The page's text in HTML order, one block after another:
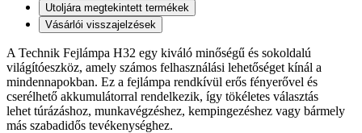
Utoljára megtekintett termékek
Vásárlói visszajelzések
A Technik Fejlámpa H32 egy kiváló minőségű és sokoldalú
világítóeszköz, amely számos felhasználási lehetőséget kínál a
mindennapokban. Ez a fejlámpa rendkívül erős fényerővel és
cserélhető akkumulátorral rendelkezik, így tökéletes választás
lehet túrázáshoz, munkavégzéshez, kempingezéshez vagy bármely
más szabadidős tevékenységhez.